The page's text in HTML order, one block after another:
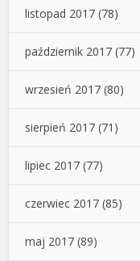
listopad 2017 (78)
październik 2017 (77)
wrzesień 2017 (80)
sierpień 2017 (71)
lipiec 2017 (77)
czerwiec 2017 (85)
maj 2017 (89)